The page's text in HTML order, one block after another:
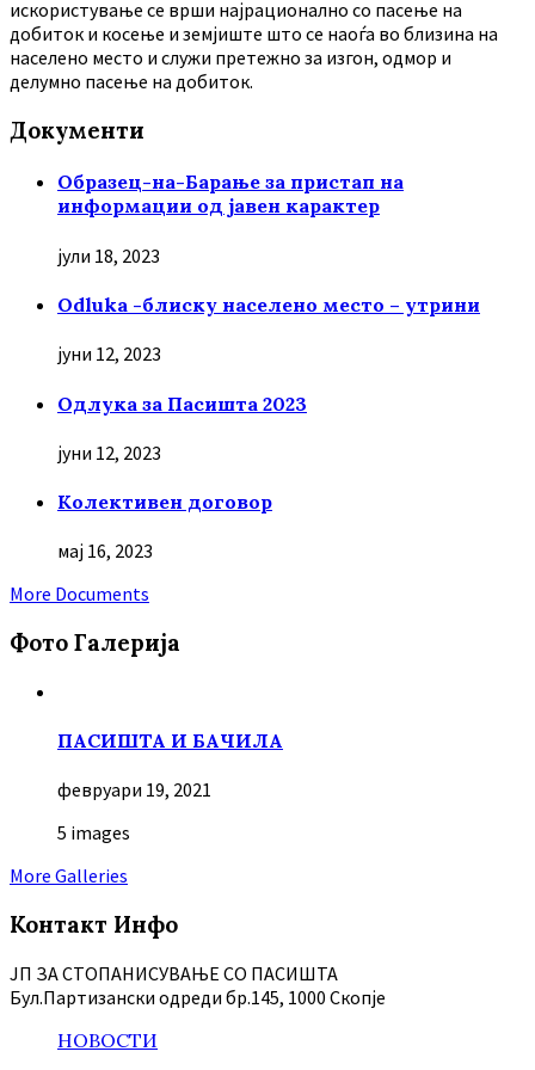
искористување се врши најрационално со пасење на
добиток и косење и земјиште што се наоѓа во близина на
населено место и служи претежно за изгон, одмор и
делумно пасење на добиток.
Документи
Образец-на-Барање за пристап на
информации од јавен карактер
јули 18, 2023
Odluka -блиску населено место – утрини
јуни 12, 2023
Oдлука за Пасишта 2023
јуни 12, 2023
Колективен договор
мај 16, 2023
More Documents
Фото Галерија
ПАСИШТА И БАЧИЛА
февруари 19, 2021
5 images
More Galleries
Контакт Инфо
ЈП ЗА СТОПАНИСУВАЊЕ СО ПАСИШТА
Бул.Партизански oдреди бр.145, 1000 Скопје
НОВОСТИ